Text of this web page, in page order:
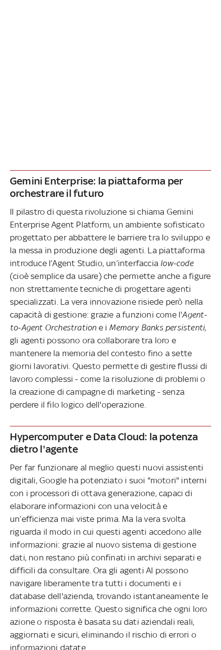
Gemini Enterprise: la piattaforma per
orchestrare il futuro
Il pilastro di questa rivoluzione si chiama Gemini
Enterprise Agent Platform, un ambiente sofisticato
progettato per abbattere le barriere tra lo sviluppo e
la messa in produzione degli agenti. La piattaforma
introduce l’Agent Studio, un’interfaccia low-code
(cioè semplice da usare) che permette anche a figure
non strettamente tecniche di progettare agenti
specializzati. La vera innovazione risiede però nella
capacità di gestione: grazie a funzioni come l'Agent-
to-Agent Orchestration e i Memory Banks persistenti,
gli agenti possono ora collaborare tra loro e
mantenere la memoria del contesto fino a sette
giorni lavorativi. Questo permette di gestire flussi di
lavoro complessi - come la risoluzione di problemi o
la creazione di campagne di marketing - senza
perdere il filo logico dell'operazione.
Hypercomputer e Data Cloud: la potenza
dietro l'agente
Per far funzionare al meglio questi nuovi assistenti
digitali, Google ha potenziato i suoi "motori" interni
con i processori di ottava generazione, capaci di
elaborare informazioni con una velocità e
un’efficienza mai viste prima. Ma la vera svolta
riguarda il modo in cui questi agenti accedono alle
informazioni: grazie al nuovo sistema di gestione
dati, non restano più confinati in archivi separati e
difficili da consultare. Ora gli agenti AI possono
navigare liberamente tra tutti i documenti e i
database dell'azienda, trovando istantaneamente le
informazioni corrette. Questo significa che ogni loro
azione o risposta è basata su dati aziendali reali,
aggiornati e sicuri, eliminando il rischio di errori o
informazioni datate.